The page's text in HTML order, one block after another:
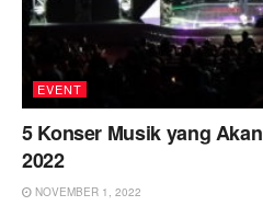
EVENT
5 Konser Musik yang
2022
NOVEMBER 1, 2022